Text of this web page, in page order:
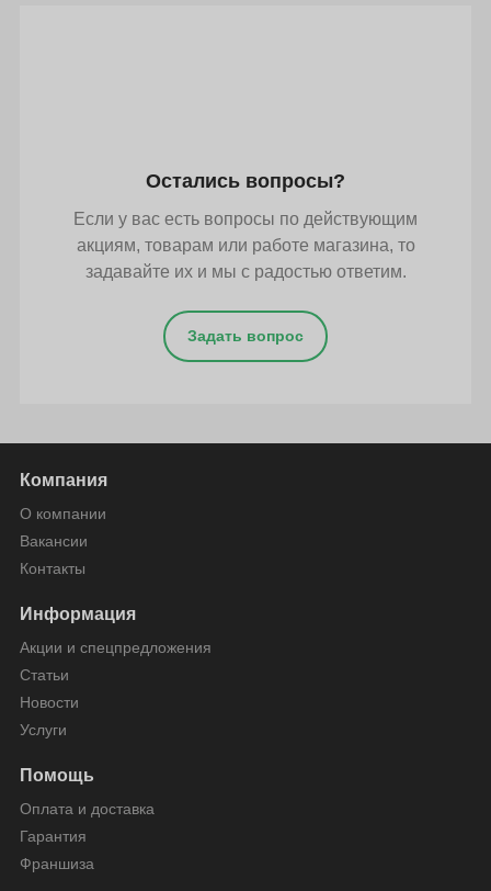
Остались вопросы?
Если у вас есть вопросы по действующим
акциям, товарам или работе магазина, то
задавайте их и мы с радостью ответим.
Задать вопрос
Компания
О компании
Вакансии
Контакты
Информация
Акции и спецпредложения
Статьи
Новости
Услуги
Помощь
Оплата и доставка
Гарантия
Франшиза